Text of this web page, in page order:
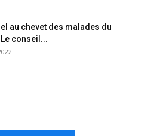
au chevet des malades du
conseil...